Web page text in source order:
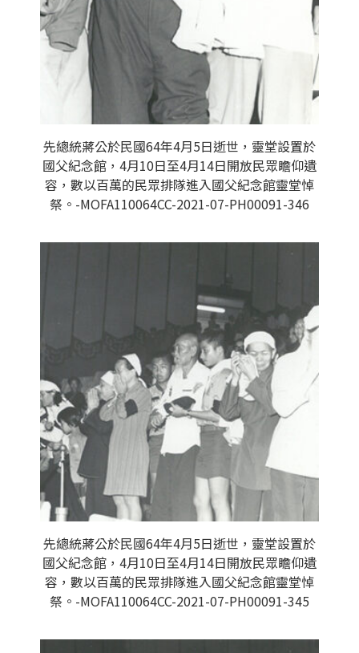
先總統蔣公於民國64年4月5日逝世，靈堂設置於
國父紀念館，4月10日至4月14日開放民眾瞻仰遺
容，數以百萬的民眾排隊進入國父紀念館靈堂悼
祭。-MOFA110064CC-2021-07-PH00091-346
先總統蔣公於民國64年4月5日逝世，靈堂設置於
國父紀念館，4月10日至4月14日開放民眾瞻仰遺
容，數以百萬的民眾排隊進入國父紀念館靈堂悼
祭。-MOFA110064CC-2021-07-PH00091-345